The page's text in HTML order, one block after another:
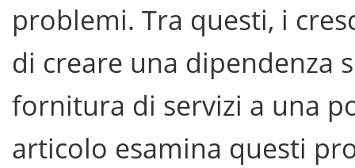
problemi. Tra questi, i
di creare una dipendenza
fornitura di servizi a una
articolo esamina questi